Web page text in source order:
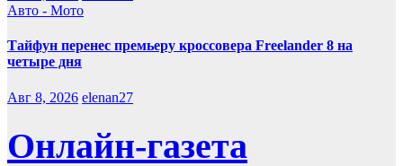
Авто - Мото
Тайфун перенес премьеру кроссовера Freelander 8 на
четыре дня
Авг 8, 2026 elenan27
Онлайн-газета